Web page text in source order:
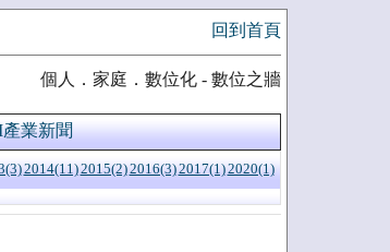
回到首頁
個人．家庭．數位化 - 數位之牆
業新聞
2014(11)2015(2)2016(3)2017(1)2020(1)